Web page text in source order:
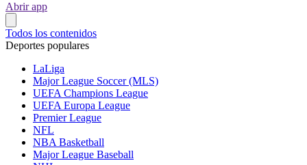
Abrir app
Todos los contenidos
Deportes populares
LaLiga
Major League Soccer (MLS)
UEFA Champions League
UEFA Europa League
Premier League
NFL
NBA Basketball
Major League Baseball